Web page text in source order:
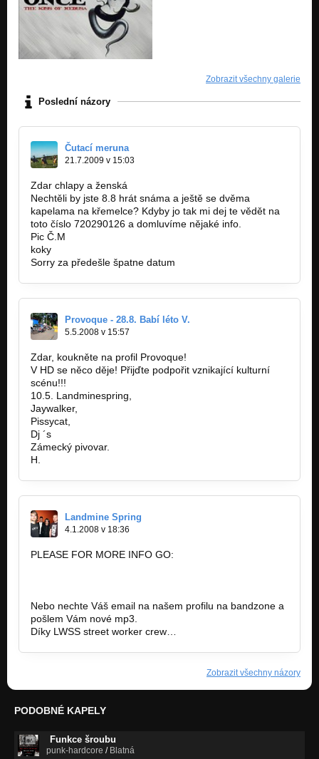
Zobrazit všechny galerie
Poslední názory
Čutací meruna
21.7.2009 v 15:03
Zdar chlapy a ženská
Nechtěli by jste 8.8 hrát snáma a ještě se dvěma
kapelama na křemelce? Kdyby jo tak mi dej te vědět na
toto číslo 720290126 a domluvíme nějaké info.
Pic Č.M
koky
Sorry za předešle špatne datum
Provoque - 28.8. Babí léto V.
5.5.2008 v 15:57
Zdar, koukněte na profil Provoque!
V HD se něco děje! Přijďte podpořit vznikající kulturní
scénu!!!
10.5. Landminespring,
Jaywalker,
Pissycat,
Dj ´s
Zámecký pivovar.
H.
Landmine Spring
4.1.2008 v 18:36
PLEASE FOR MORE INFO GO:
Nebo nechte Váš email na našem profilu na bandzone a
pošlem Vám nové mp3.
Díky LWSS street worker crew…
Zobrazit všechny názory
PODOBNÉ KAPELY
Funkce šroubu
punk-hardcore / Blatná